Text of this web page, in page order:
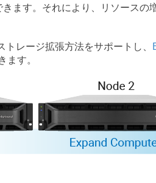
ます。それにより、リソース
トレージ拡張方法をサポートし、
ます。